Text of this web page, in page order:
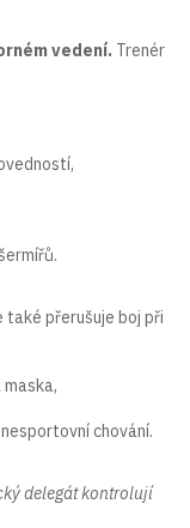
vedení. Trenér
také přerušuje boj při
chování.
delegát kontrolují